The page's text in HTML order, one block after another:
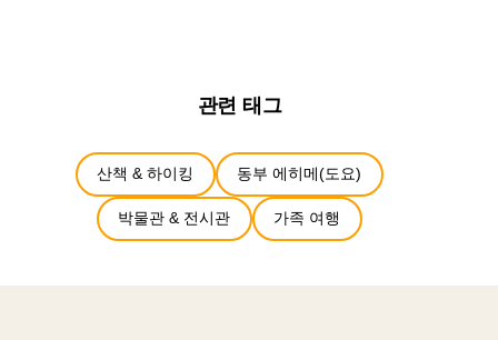
관련 태그
산책 & 하이킹 동부 에히메(도요)
박물관 & 전시관 가족 여행